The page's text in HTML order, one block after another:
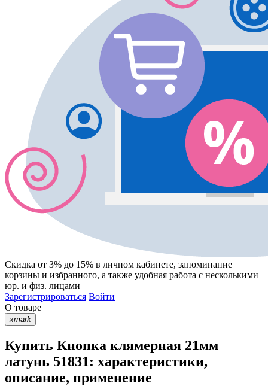
Скидка от 3% до 15% в личном кабинете, запоминание
корзины и избранного, а также удобная работа с несколькими
юр. и физ. лицами
Зарегистрироваться Войти
О товаре
xmark
Купить Кнопка клямерная 21мм
латунь 51831: характеристики,
описание, применение